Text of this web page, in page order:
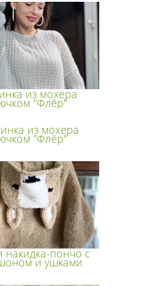
из мохера
"Флёр"
из мохера
"Флёр"
накидка-пончо с
и ушками